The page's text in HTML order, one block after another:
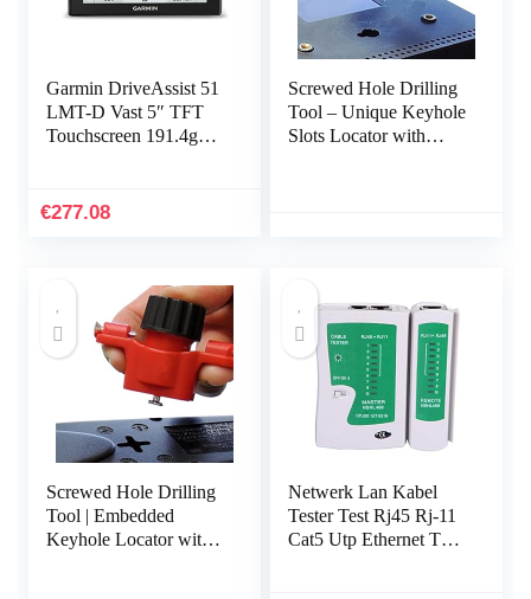
Garmin DriveAssist 51
LMT-D Vast 5″ TFT
Touchscreen 191.4g
€277.08
Screwed Hole Drilling
Tool – Unique Keyhole
Slots Locator with
Screwed Hole Drilling
Tool | Embedded
Keyhole Locator with
Netwerk Lan Kabel
Tester Test Rj45 Rj-11
Cat5 Utp Ethernet Tool